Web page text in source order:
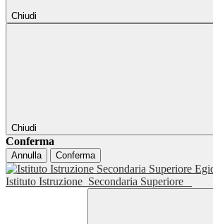
Chiudi
Chiudi
Conferma
Annulla Conferma
Istituto Istruzione Secondaria Superiore